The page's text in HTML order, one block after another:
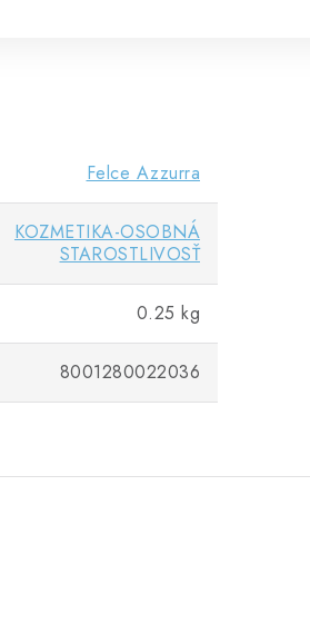
Felce Azzurra
KOZMETIKA-OSOBNÁ
STAROSTLIVOSŤ
0.25 kg
8001280022036